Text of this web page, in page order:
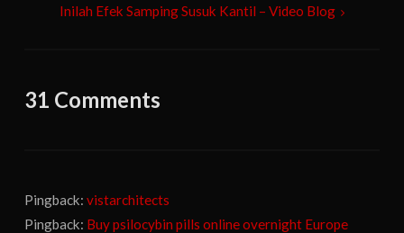
Inilah Efek Samping Susuk Kantil – Video Blog
31 Comments
Pingback:vistarchitects
Pingback: Buy psilocybin pills online overnight Europe